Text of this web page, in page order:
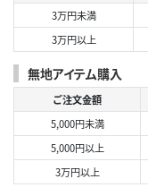
3万円未満
3万円以上
無地アイテム購入
ご注文金額
5,000円未満
5,000円以上
3万円以上